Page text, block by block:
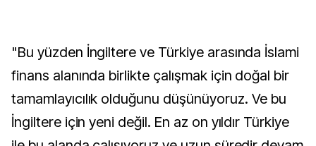
"Bu yüzden İngiltere ve Türkiye arasında İslami
finans alanında birlikte çalışmak için doğal bir
tamamlayıcılık olduğunu düşünüyoruz. Ve bu
İngiltere için yeni değil. En az on yıldır Türkiye